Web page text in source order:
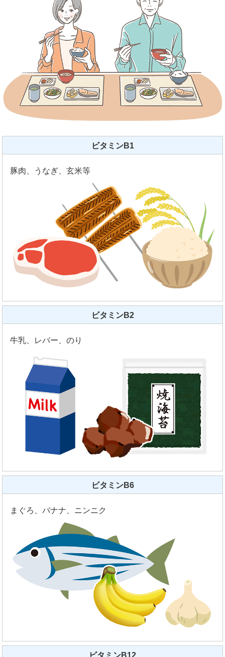
ビタミンB1
豚肉、うなぎ、玄米等
ビタミンB2
牛乳、レバー、のり
ビタミンB6
まぐろ、バナナ、ニンニク
ビタミンB12